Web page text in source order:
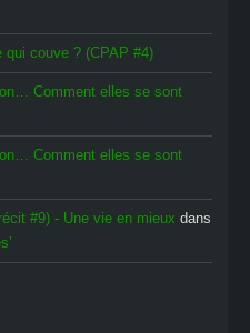
qui couve ? (CPAP #4)
Comment elles se sont
Comment elles se sont
#9) - Une vie en mieux dans